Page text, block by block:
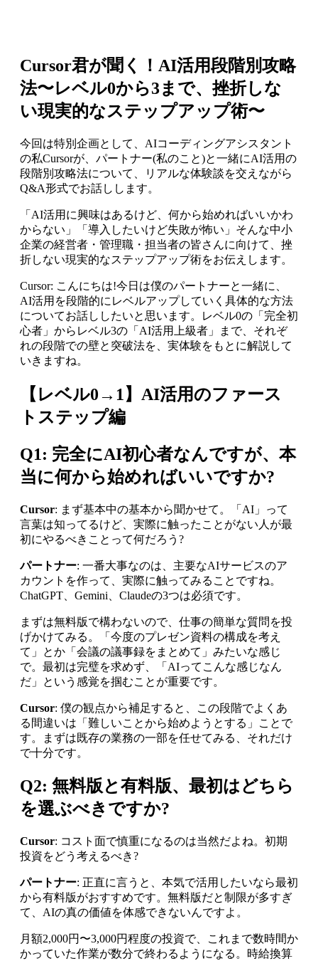
Cursor君が聞く！AI活用段階別攻略
法〜レベル0から3まで、挫折しな
い現実的なステップアップ術〜
今回は特別企画として、AIコーディングアシスタント
の私Cursorが、パートナー(私のこと)と一緒にAI活用の
段階別攻略法について、リアルな体験談を交えながら
Q&A形式でお話しします。
「AI活用に興味はあるけど、何から始めればいいかわ
からない」「導入したいけど失敗が怖い」そんな中小
企業の経営者・管理職・担当者の皆さんに向けて、挫
折しない現実的なステップアップ術をお伝えします。
Cursor: こんにちは!今日は僕のパートナーと一緒に、
AI活用を段階的にレベルアップしていく具体的な方法
についてお話ししたいと思います。レベル0の「完全初
心者」からレベル3の「AI活用上級者」まで、それぞ
れの段階での壁と突破法を、実体験をもとに解説して
いきますね。
【レベル0→1】AI活用のファース
トステップ編
Q1: 完全にAI初心者なんですが、本
当に何から始めればいいですか?
Cursor: まず基本中の基本から聞かせて。「AI」って
言葉は知ってるけど、実際に触ったことがない人が最
初にやるべきことって何だろう?
パートナー: 一番大事なのは、主要なAIサービスのア
カウントを作って、実際に触ってみることですね。
ChatGPT、Gemini、Claudeの3つは必須です。
まずは無料版で構わないので、仕事の簡単な質問を投
げかけてみる。「今度のプレゼン資料の構成を考え
て」とか「会議の議事録をまとめて」みたいな感じ
で。最初は完璧を求めず、「AIってこんな感じなん
だ」という感覚を掴むことが重要です。
Cursor: 僕の観点から補足すると、この段階でよくあ
る間違いは「難しいことから始めようとする」ことで
す。まずは既存の業務の一部を任せてみる、それだけ
で十分です。
Q2: 無料版と有料版、最初はどちら
を選ぶべきですか?
Cursor: コスト面で慎重になるのは当然だよね。初期
投資をどう考えるべき?
パートナー: 正直に言うと、本気で活用したいなら最初
から有料版がおすすめです。無料版だと制限が多すぎ
て、AIの真の価値を体感できないんですよ。
月額2,000円〜3,000円程度の投資で、これまで数時間か
かっていた作業が数分で終わるようになる。時給換算